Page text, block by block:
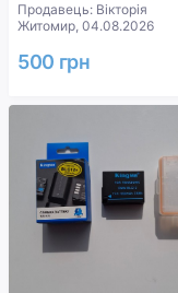
Продавець: Вікторія
Житомир, 04.08.2026
500 грн